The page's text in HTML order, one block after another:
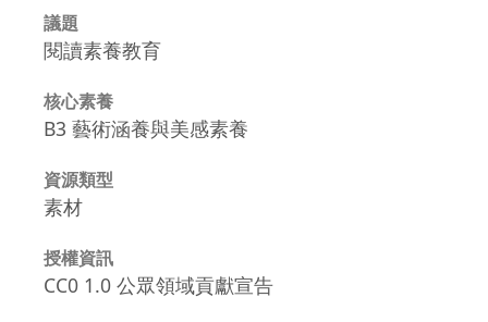
議題
閱讀素養教育
核心素養
B3 藝術涵養與美感素養
資源類型
素材
授權資訊
CC0 1.0 公眾領域貢獻宣告